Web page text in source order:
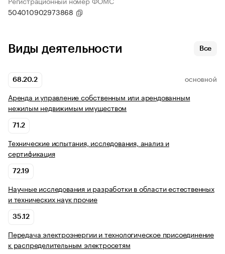
504010902973868
Виды деятельности Все
68.20.2 ОСНОВНОЙ
Аренда и управление собственным или арендованным
нежилым недвижимым имуществом
71.2
Технические испытания, исследования, анализ и
сертификация
72.19
Научные исследования и разработки в области естественных
и технических наук прочие
35.12
Передача электроэнергии и технологическое присоединение
к распределительным электросетям